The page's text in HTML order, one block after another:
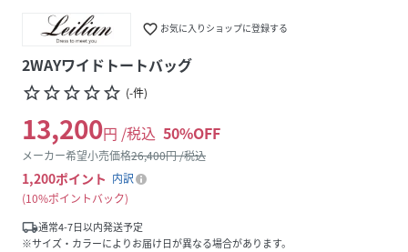
favorite_border お気に入りショップに登録する
2WAYワイドトートバッグ
star_borderstar_borderstar_borderstar_borderstar_border (-件)
13,200円 /税込 50%OFF
メーカー希望小売価格26,400円 /税込
1,200ポイント 内訳
10%ポイントバック
local_shipping通常4-7日以内発送予定
※サイズ・カラーによりお届け日が異なる場合があります。